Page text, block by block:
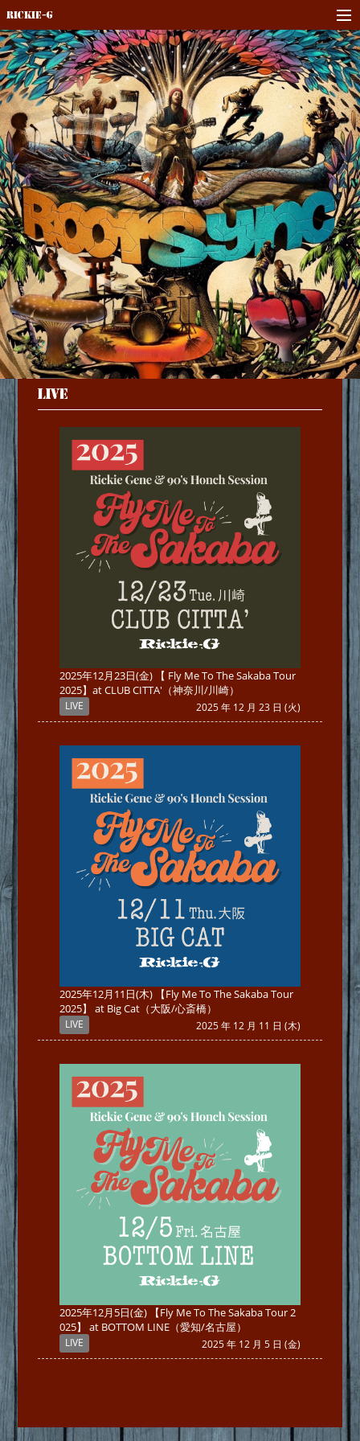
Rickie-G
LIVE
2025年12月23日(金) 【 Fly Me To The Sakaba Tour
2025】at CLUB CITTA'（神奈川/川崎）
LIVE 2025 年 12 月 23 日 (火)
2025年12月11日(木) 【Fly Me To The Sakaba Tour
2025】 at Big Cat（大阪/心斎橋）
LIVE 2025 年 12 月 11 日 (木)
2025年12月5日(金) 【Fly Me To The Sakaba Tour 2
025】 at BOTTOM LINE（愛知/名古屋）
LIVE 2025 年 12 月 5 日 (金)